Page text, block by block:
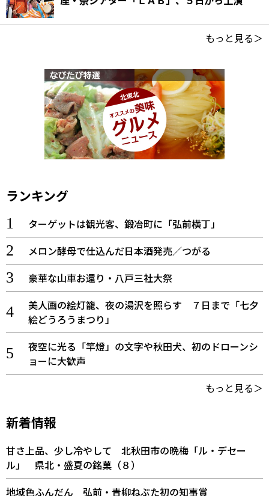
もっと見る＞
ランキング
ターゲットは観光客、鍛冶町に「弘前横丁」
メロン酵母で仕込んだ日本酒発売／つがる
豪華な山車お還り・八戸三社大祭
美人画の絵灯籠、夜の湯沢を照らす ７日まで「七夕
絵どうろうまつり」
夜空に光る「竿燈」の文字や秋田犬、初のドローンシ
ョーに大歓声
もっと見る＞
新着情報
甘さ上品、少し冷やして 北秋田市の晩梅「ル・デセー
ル」 県北・盛夏の銘菓（８）
地域色ふんだん 弘前・青柳ねぷた初の知事賞